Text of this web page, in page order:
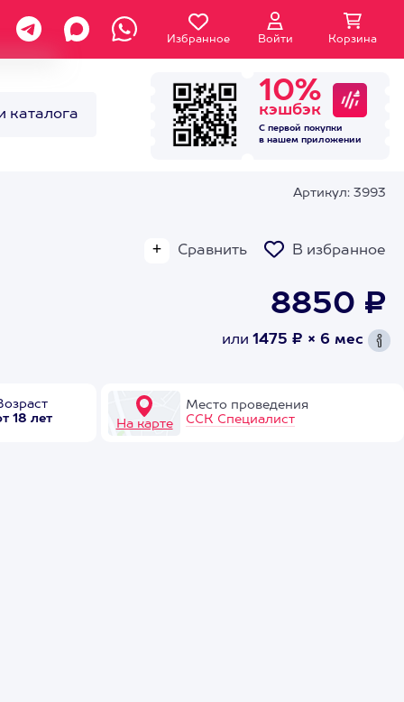
Избранное Войти Корзина
каталога
10%
кэшбэк
С первой покупки
в нашем приложении
Артикул: 3993
Сравнить В избранное
8850 ₽
или 1475 ₽ × 6 мес
18 лет
На карте
Место проведения
ССК Специалист